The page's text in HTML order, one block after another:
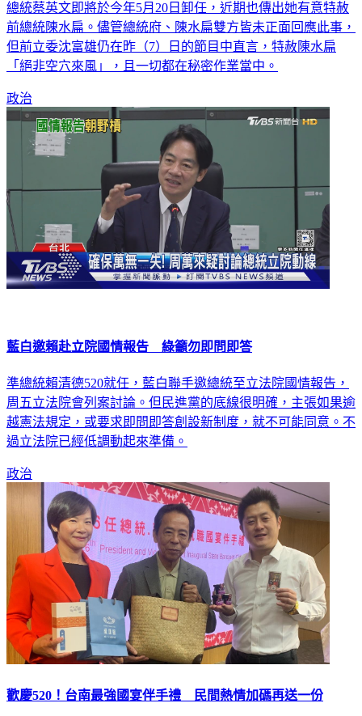
總統蔡英文即將於今年5月20日卸任，近期也傳出她有意特赦
前總統陳水扁。儘管總統府、陳水扁雙方皆未正面回應此事，
但前立委沈富雄仍在昨（7）日的節目中直言，特赦陳水扁
「絕非空穴來風」，且一切都在秘密作業當中。
政治
藍白邀賴赴立院國情報告 綠籲勿即問即答
準總統賴清德520就任，藍白聯手邀總統至立法院國情報告，
周五立法院會列案討論。但民進黨的底線很明確，主張如果逾
越憲法規定，或要求即問即答創設新制度，就不可能同意。不
過立法院已經低調動起來準備。
政治
歡慶520！台南最強國宴伴手禮 民間熱情加碼再送一份